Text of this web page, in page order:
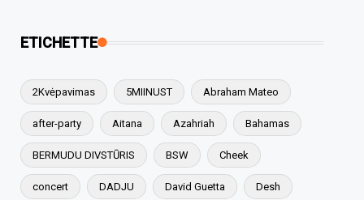
ETICHETTE
2Kvėpavimas 5MIINUST Abraham Mateo
after-party Aitana Azahriah Bahamas
BERMUDU DIVSTŪRIS BSW Cheek
concert DADJU David Guetta Desh